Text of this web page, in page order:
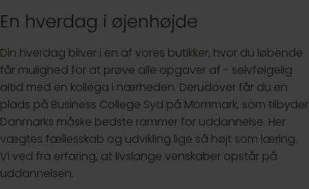
En hverdag i øjenhøjde
Din hverdag bliver i en af vores butikker, hvor du løbende
får mulighed for at prøve alle opgaver af - selvfølgelig
altid med en kollega i nærheden. Derudover får du en
plads på Business College Syd på Mommark, som tilbyder
Danmarks måske bedste rammer for uddannelse. Her
vægtes fællesskab og udvikling lige så højt som læring.
Vi ved fra erfaring, at livslange venskaber opstår på
uddannelsen.